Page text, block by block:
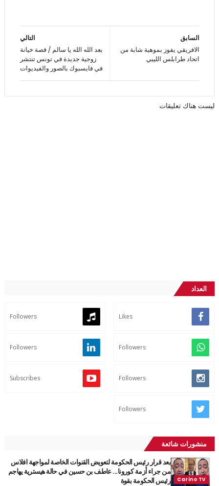
التالي
بعد الله الله يا سالم / قصة خيانة
زوجية جديدة في تونس تنتشر
في فايسبوك بالصور والفيديوات
السابق
الافريقي يفوز بموهبة شابة من
اتحاد طرابلس الليبي
ليست هناك تعليقات
العداد
Likes
Followers
Followers
Followers
Followers
Subscribes
Followers
منشورات شائعة
بعد قرار رئيس الحكومة لتعويض القنوات الخاصة لمواجهة افلاس
من جراء أزمة كورونا... عاطف بن حسين في حالة هيسترية يهاجم
رئيس الحكومة بقوة